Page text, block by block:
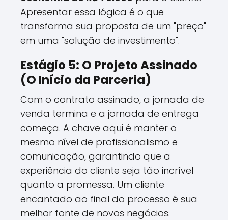
Apresentar essa lógica é o que
transforma sua proposta de um "preço"
em uma "solução de investimento".
Estágio 5: O Projeto Assinado
(O Início da Parceria)
Com o contrato assinado, a jornada de
venda termina e a jornada de entrega
começa. A chave aqui é manter o
mesmo nível de profissionalismo e
comunicação, garantindo que a
experiência do cliente seja tão incrível
quanto a promessa. Um cliente
encantado ao final do processo é sua
melhor fonte de novos negócios.